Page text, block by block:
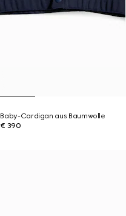
Baby-Cardigan aus Baumwolle
€ 390